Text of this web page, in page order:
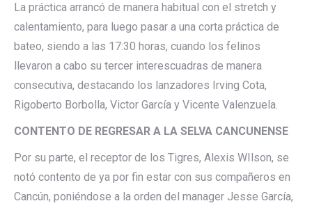
La práctica arrancó de manera habitual con el stretch y
calentamiento, para luego pasar a una corta práctica de
bateo, siendo a las 17:30 horas, cuando los felinos
llevaron a cabo su tercer interescuadras de manera
consecutiva, destacando los lanzadores Irving Cota,
Rigoberto Borbolla, Victor García y Vicente Valenzuela.
CONTENTO DE REGRESAR A LA SELVA CANCUNENSE
Por su parte, el receptor de los Tigres, Alexis WIlson, se
notó contento de ya por fin estar con sus compañeros en
Cancún, poniéndose a la orden del manager Jesse García,